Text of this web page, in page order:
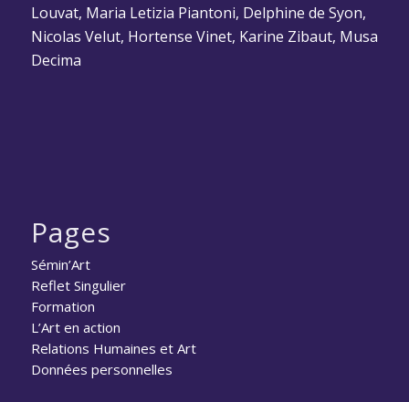
Louvat, Maria Letizia Piantoni, Delphine de Syon,
Nicolas Velut, Hortense Vinet, Karine Zibaut, Musa
Decima
Pages
Sémin’Art
Reflet Singulier
Formation
L’Art en action
Relations Humaines et Art
Données personnelles